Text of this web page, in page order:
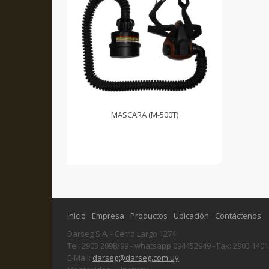
MASCARA (M-500T)
Inicio Empresa Productos Ubicación
Contáctenos
Darseg S.A. - Cerro Largo 1274
Tel: 2903 2098/99 - whatsapp 094452949 - Fax: 2903 1401
E-Mail: darseg@darseg.com.uy